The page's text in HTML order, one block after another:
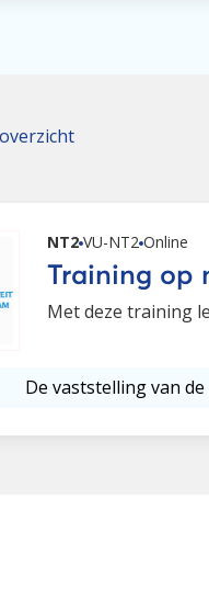
NT2 VU-NT2 Online
Training op
Met deze training
De vaststelling van